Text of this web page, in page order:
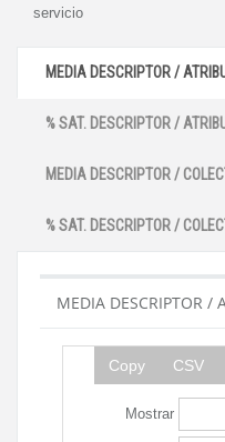
servicio
MEDIA DESCRIPTOR /
% SAT. DESCRIPTOR /
MEDIA DESCRIPTOR /
% SAT. DESCRIPTOR /
MEDIA DESCRIPTOR /
Copy CSV
Mostrar